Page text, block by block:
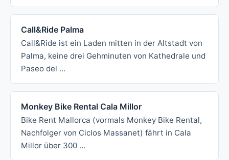
Call&Ride Palma
Call&Ride ist ein Laden mitten in der Altstadt von
Palma, keine drei Gehminuten von Kathedrale und
Paseo del …
Monkey Bike Rental Cala Millor
Bike Rent Mallorca (vormals Monkey Bike Rental,
Nachfolger von Ciclos Massanet) fährt in Cala
Millor über 300 …